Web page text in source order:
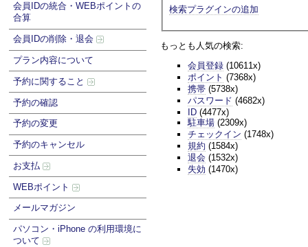
会員IDの統合・WEBポイントの
合算
会員IDの削除・退会
プラン内容について
予約に関すること
予約の確認
予約の変更
予約のキャンセル
お支払
WEBポイント
メールマガジン
パソコン・iPhone の利用環境に
ついて
検索プラグインの追加
もっとも人気の検索:
会員登録(10611x)
ポイント (7368x)
携帯(5738x)
パスワード (4682x)
ID(4477x)
駐車場(2309x)
チェックイン (1748x)
規約 (1584x)
退会 (1532x)
失効 (1470x)